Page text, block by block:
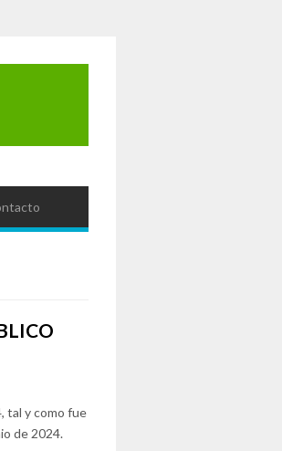
tal y como fue
de 2024.